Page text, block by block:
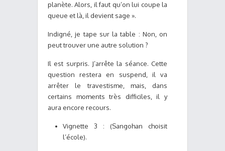
planète. Alors, il faut qu’on lui coupe la
queue et là, il devient sage ».
Indigné, je tape sur la table : Non, on
peut trouver une autre solution ?
Il est surpris. J’arrête la séance. Cette
question restera en suspend, il va
arrêter le travestisme, mais, dans
certains moments très difficiles, il y
aura encore recours.
Vignette 3 : (Sangohan choisit
l’école).